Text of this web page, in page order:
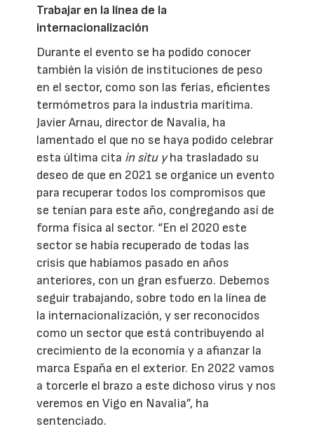
Trabajar en la línea de la
internacionalización
Durante el evento se ha podido conocer
también la visión de instituciones de peso
en el sector, como son las ferias, eficientes
termómetros para la industria marítima.
Javier Arnau, director de Navalia, ha
lamentado el que no se haya podido celebrar
esta última cita in situ yha trasladado su
deseo de que en 2021 se organice un evento
para recuperar todos los compromisos que
se tenían para este año, congregando así de
forma física al sector. “En el 2020 este
sector se había recuperado de todas las
crisis que habíamos pasado en años
anteriores, con un gran esfuerzo. Debemos
seguir trabajando, sobre todo en la línea de
la internacionalización, y ser reconocidos
como un sector que está contribuyendo al
crecimiento de la economía y a afianzar la
marca España en el exterior. En 2022 vamos
a torcerle el brazo a este dichoso virus y nos
veremos en Vigo en Navalia”, ha
sentenciado.